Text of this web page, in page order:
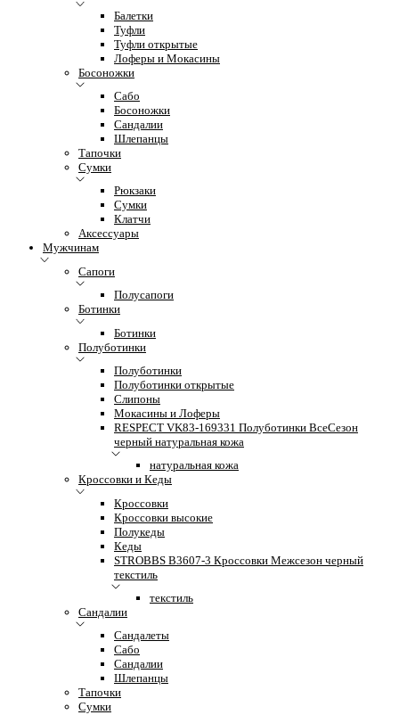
Балетки
Туфли
Туфли открытые
Лоферы и Мокасины
Босоножки
Сабо
Босоножки
Сандалии
Шлепанцы
Тапочки
Сумки
Рюкзаки
Сумки
Клатчи
Аксессуары
Мужчинам
Сапоги
Полусапоги
Ботинки
Ботинки
Полуботинки
Полуботинки
Полуботинки открытые
Слипоны
Мокасины и Лоферы
RESPECT VK83-169331 Полуботинки ВсеСезон
черный натуральная кожа
натуральная кожа
Кроссовки и Кеды
Кроссовки
Кроссовки высокие
Полукеды
Кеды
STROBBS B3607-3 Кроссовки Межсезон черный
текстиль
текстиль
Сандалии
Сандалеты
Сабо
Сандалии
Шлепанцы
Тапочки
Сумки